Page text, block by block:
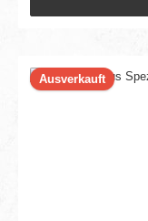
Ausverkauft